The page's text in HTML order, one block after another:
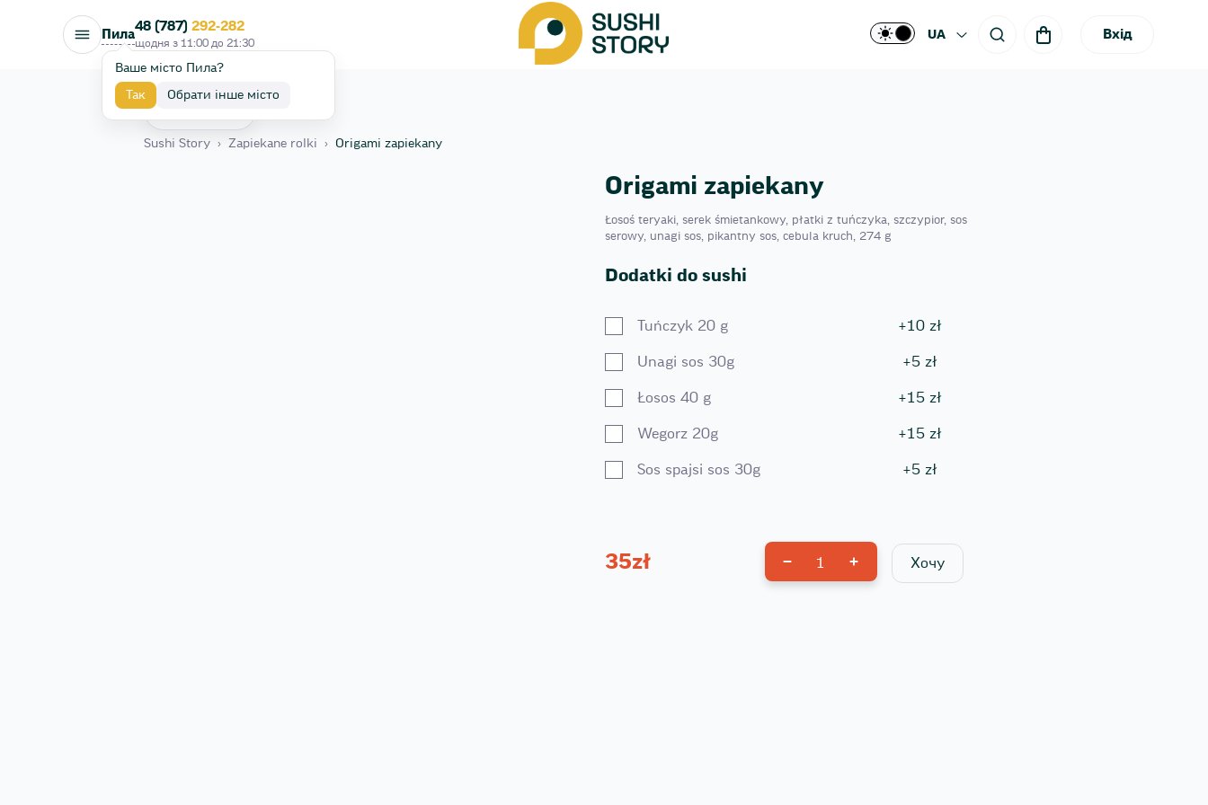
Пила
Ваше місто Пила?
Так Обрати інше місто
48 (787) 292-282
щодня з 11:00 до 21:30
UA Вхід
Sushi Story › Zapiekane rolki › Origami zapiekany
Origami zapiekany
Łosoś teryaki, serek śmietankowy, płatki z tuńczyka, szczypior, sos
serowy, unagi sos, pikantny sos, сebula kruch, 274 g
Dodatki do sushi
Tuńczyk 20 g +10 zł
Unagi sos 30g +5 zł
Łosos 40 g +15 zł
Wegorz 20g +15 zł
Sos spajsi sos 30g +5 zł
35zł 1 Хочу